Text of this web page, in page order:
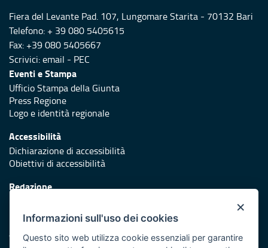
Fiera del Levante Pad. 107, Lungomare Starita - 70132 Bari
Telefono: + 39 080 5405615
Fax: +39 080 5405667
Scrivici:email - PEC
Eventi e Stampa
Ufficio Stampa della Giunta
Press Regione
Logo e identità regionale
Accessibilità
Dichiarazione di accessibilità
Obiettivi di accessibilità
Redazione
Protezione civile
Vai al sito di Protezione Civile Puglia
×
Informazioni sull'uso dei cookies
Questo sito web utilizza cookie essenziali per garantire